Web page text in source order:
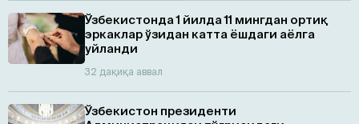
Ўзбекистонда 1 йилда 11 мингдан ортиқ
эркаклар ўзидан катта ёшдаги аёлга
уйланди
32 дақиқа аввал
Ўзбекистон президенти